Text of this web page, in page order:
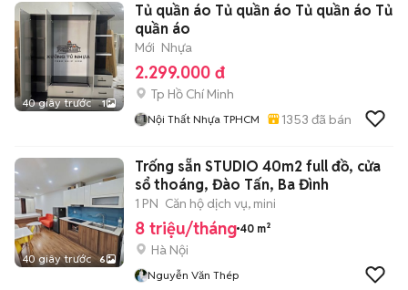
40 giây trước 1
Tủ quần áo Tủ quần áo Tủ quần áo Tủ
quần áo
Mới Nhựa
2.299.000 đ
Tp Hồ Chí Minh
Nội Thất Nhựa TPHCM 1353 đã bán
40 giây trước 6
Trống sẵn STUDIO 40m2 full đồ, cửa
sổ thoáng, Đào Tấn, Ba Đình
1 PN Căn hộ dịch vụ, mini
8 triệu/tháng 40 m²
Hà Nội
Nguyễn Văn Thép